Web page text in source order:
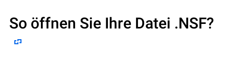
So öffnen Sie Ihre Datei .NSF?